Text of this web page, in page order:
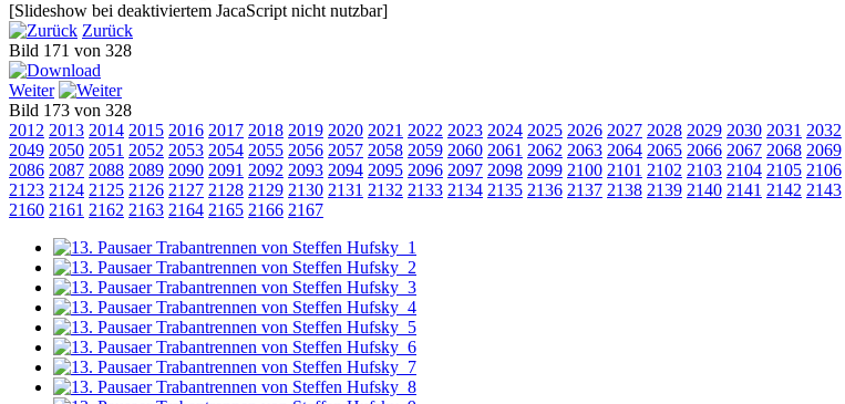
[Slideshow bei deaktiviertem JacaScript nicht nutzbar]
Zurück
Bild 171 von 328
Weiter
Bild 173 von 328
2012 2013 2014 2015 2016 2017 2018 2019 2020 2021 2022 2023 2024 2025 2026 2027 2028 2029 2030 2031 2032
2049 2050 2051 2052 2053 2054 2055 2056 2057 2058 2059 2060 2061 2062 2063 2064 2065 2066 2067 2068 2069
2086 2087 2088 2089 2090 2091 2092 2093 2094 2095 2096 2097 2098 2099 2100 2101 2102 2103 2104 2105 2106
2123 2124 2125 2126 2127 2128 2129 2130 2131 2132 2133 2134 2135 2136 2137 2138 2139 2140 2141 2142 2143
2160 2161 2162 2163 2164 2165 2166 2167